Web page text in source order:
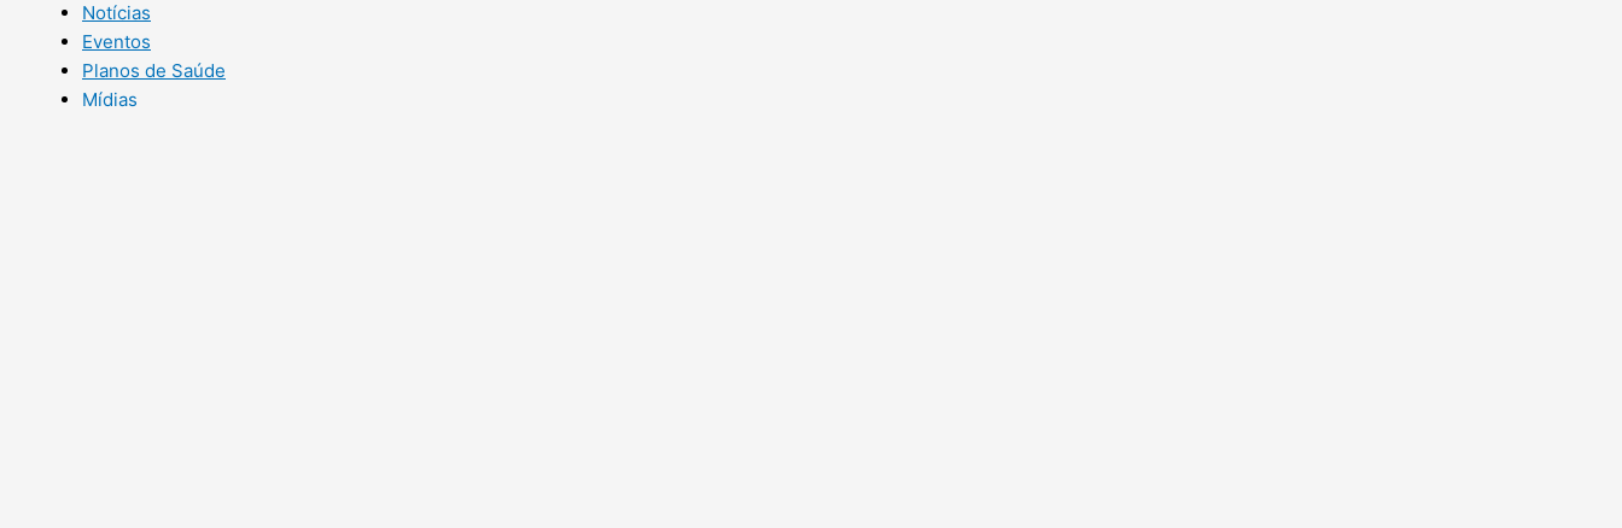
Notícias
Eventos
Planos de Saúde
Mídias